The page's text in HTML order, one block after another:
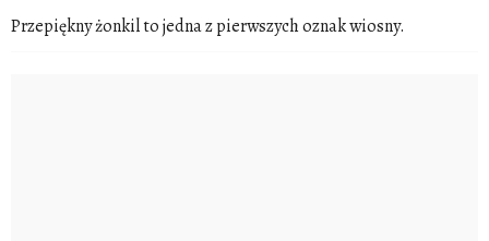
Przepiękny żonkil to jedna z pierwszych oznak wiosny.